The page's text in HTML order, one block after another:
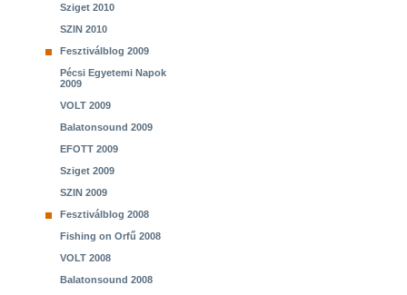
Sziget 2010
SZIN 2010
Fesztiválblog 2009
Pécsi Egyetemi Napok
2009
VOLT 2009
Balatonsound 2009
EFOTT 2009
Sziget 2009
SZIN 2009
Fesztiválblog 2008
Fishing on Orfű 2008
VOLT 2008
Balatonsound 2008